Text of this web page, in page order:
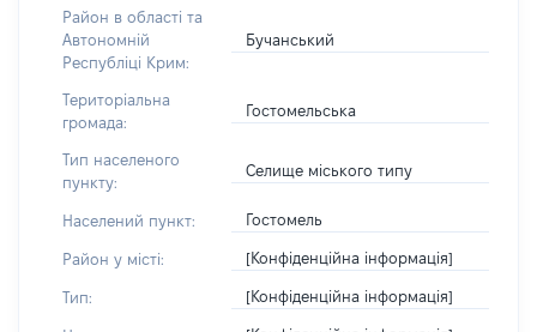
Район в області та
Автономній
Республіці Крим:
Бучанський
Територіальна
громада:
Гостомельська
Тип населеного
пункту:
Селище міського типу
Населений пункт: Гостомель
Район у місті: [Конфіденційна інформація]
Тип: [Конфіденційна інформація]